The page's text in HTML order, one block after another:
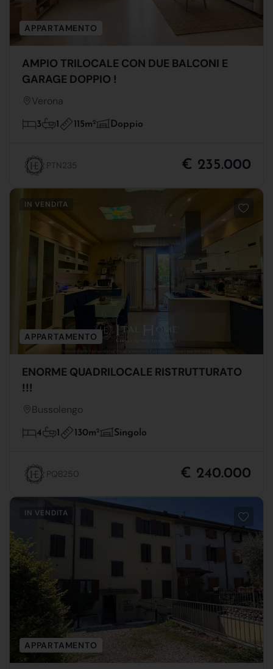
APPARTAMENTO
AMPIO TRILOCALE CON DUE BALCONI E
GARAGE DOPPIO !
Verona
3 1 115m2 Doppio
PTN235 € 235.000
IN VENDITA
APPARTAMENTO
ENORME QUADRILOCALE RISTRUTTURATO
!!!
Bussolengo
4 1 130m2 Singolo
PQB250 € 240.000
IN VENDITA
APPARTAMENTO